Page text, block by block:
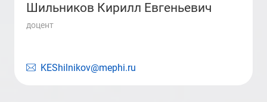
Шильников Кирилл Евгеньевич
доцент
KEShilnikov@mephi.ru